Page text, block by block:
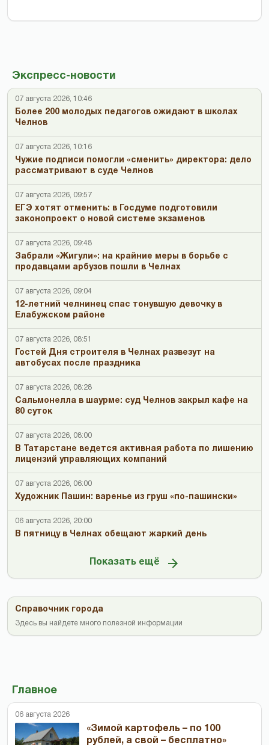
Экспресс-новости
07 августа 2026, 10:46
Более 200 молодых педагогов ожидают в школах
Челнов
07 августа 2026, 10:16
Чужие подписи помогли «сменить» директора: дело
рассматривают в суде Челнов
07 августа 2026, 09:57
ЕГЭ хотят отменить: в Госдуме подготовили
законопроект о новой системе экзаменов
07 августа 2026, 09:48
Забрали «Жигули»: на крайние меры в борьбе с
продавцами арбузов пошли в Челнах
07 августа 2026, 09:04
12-летний челнинец спас тонувшую девочку в
Елабужском районе
07 августа 2026, 08:51
Гостей Дня строителя в Челнах развезут на
автобусах после праздника
07 августа 2026, 08:28
Сальмонелла в шаурме: суд Челнов закрыл кафе на
80 суток
07 августа 2026, 08:00
В Татарстане ведется активная работа по лишению
лицензий управляющих компаний
07 августа 2026, 06:00
Художник Пашин: варенье из груш «по-пашински»
06 августа 2026, 20:00
В пятницу в Челнах обещают жаркий день
Показать ещё
Справочник города
Здесь вы найдете много полезной информации
Главное
06 августа 2026
«Зимой картофель – по 100
рублей, а свой – бесплатно»